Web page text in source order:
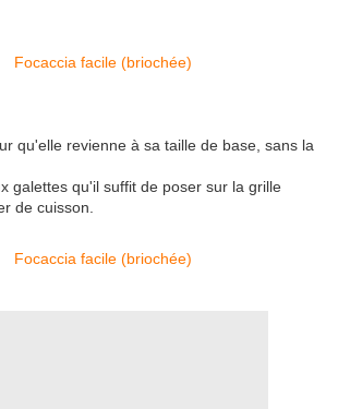
qu'elle revienne à sa taille de base, sans la
galettes qu'il suffit de poser sur la grille
de cuisson.